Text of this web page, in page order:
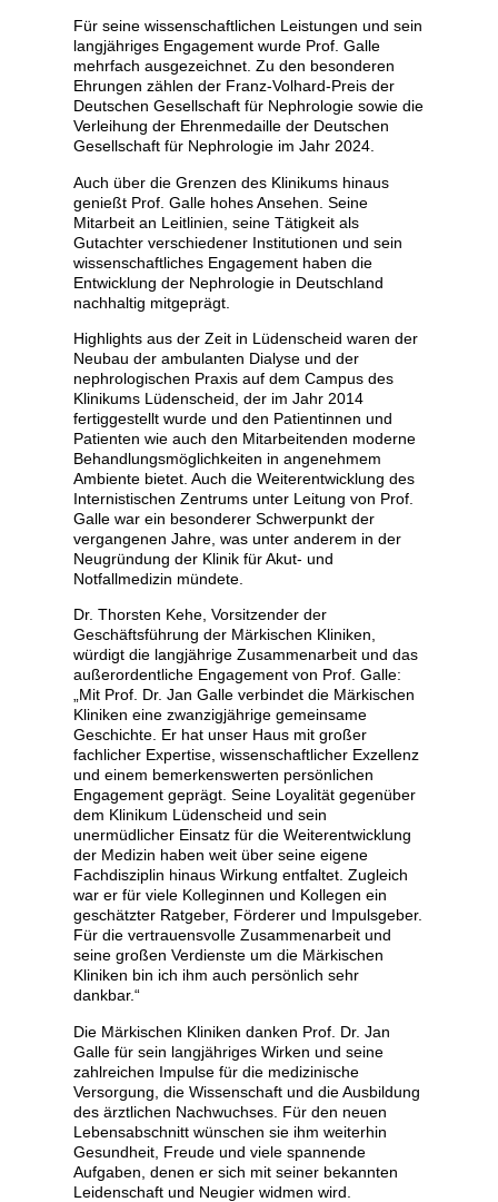
Für seine wissenschaftlichen Leistungen und sein
langjähriges Engagement wurde Prof. Galle
mehrfach ausgezeichnet. Zu den besonderen
Ehrungen zählen der Franz-Volhard-Preis der
Deutschen Gesellschaft für Nephrologie sowie die
Verleihung der Ehrenmedaille der Deutschen
Gesellschaft für Nephrologie im Jahr 2024.
Auch über die Grenzen des Klinikums hinaus
genießt Prof. Galle hohes Ansehen. Seine
Mitarbeit an Leitlinien, seine Tätigkeit als
Gutachter verschiedener Institutionen und sein
wissenschaftliches Engagement haben die
Entwicklung der Nephrologie in Deutschland
nachhaltig mitgeprägt.
Highlights aus der Zeit in Lüdenscheid waren der
Neubau der ambulanten Dialyse und der
nephrologischen Praxis auf dem Campus des
Klinikums Lüdenscheid, der im Jahr 2014
fertiggestellt wurde und den Patientinnen und
Patienten wie auch den Mitarbeitenden moderne
Behandlungsmöglichkeiten in angenehmem
Ambiente bietet. Auch die Weiterentwicklung des
Internistischen Zentrums unter Leitung von Prof.
Galle war ein besonderer Schwerpunkt der
vergangenen Jahre, was unter anderem in der
Neugründung der Klinik für Akut- und
Notfallmedizin mündete.
Dr. Thorsten Kehe, Vorsitzender der
Geschäftsführung der Märkischen Kliniken,
würdigt die langjährige Zusammenarbeit und das
außerordentliche Engagement von Prof. Galle:
„Mit Prof. Dr. Jan Galle verbindet die Märkischen
Kliniken eine zwanzigjährige gemeinsame
Geschichte. Er hat unser Haus mit großer
fachlicher Expertise, wissenschaftlicher Exzellenz
und einem bemerkenswerten persönlichen
Engagement geprägt. Seine Loyalität gegenüber
dem Klinikum Lüdenscheid und sein
unermüdlicher Einsatz für die Weiterentwicklung
der Medizin haben weit über seine eigene
Fachdisziplin hinaus Wirkung entfaltet. Zugleich
war er für viele Kolleginnen und Kollegen ein
geschätzter Ratgeber, Förderer und Impulsgeber.
Für die vertrauensvolle Zusammenarbeit und
seine großen Verdienste um die Märkischen
Kliniken bin ich ihm auch persönlich sehr
dankbar.“
Die Märkischen Kliniken danken Prof. Dr. Jan
Galle für sein langjähriges Wirken und seine
zahlreichen Impulse für die medizinische
Versorgung, die Wissenschaft und die Ausbildung
des ärztlichen Nachwuchses. Für den neuen
Lebensabschnitt wünschen sie ihm weiterhin
Gesundheit, Freude und viele spannende
Aufgaben, denen er sich mit seiner bekannten
Leidenschaft und Neugier widmen wird.